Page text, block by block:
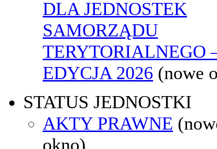
DLA JEDNOSTEK
SAMORZĄDU
TERYTORIALNEGO
EDYCJA 2026 (nowe
STATUS JEDNOSTKI
AKTY PRAWNE
okno)